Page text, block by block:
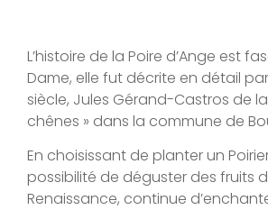
L’histoire de la Poire d’Ange est
Dame, elle fut décrite en détail
siècle, Jules Gérand-Castros de
chênes » dans la commune de
En choisissant de planter un
possibilité de déguster des fruits
Renaissance, continue